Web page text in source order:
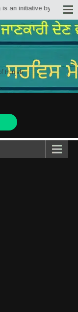
initiative by
Punjab